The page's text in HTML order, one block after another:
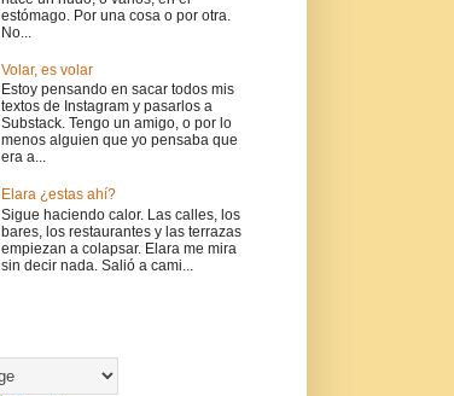
estómago. Por una cosa o por otra.
No...
Volar, es volar
Estoy pensando en sacar todos mis
textos de Instagram y pasarlos a
Substack. Tengo un amigo, o por lo
menos alguien que yo pensaba que
era a...
Elara ¿estas ahí?
Sigue haciendo calor. Las calles, los
bares, los restaurantes y las terrazas
empiezan a colapsar. Elara me mira
sin decir nada. Salió a cami...